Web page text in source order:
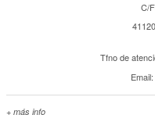
C/
Tfno de
Email:
+ más info